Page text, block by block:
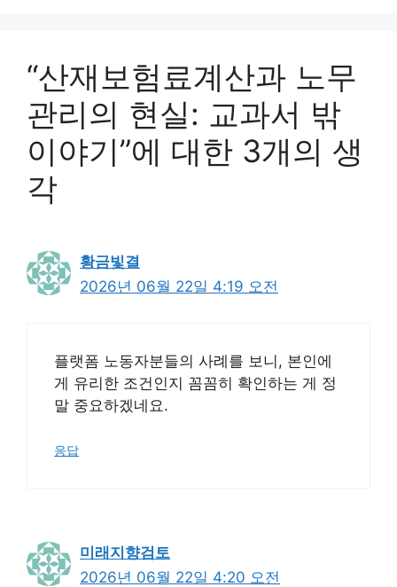
“산재보험료계산과 노무
관리의 현실: 교과서 밖
이야기”에 대한 3개의 생
각
황금빛결
2026년 06월 22일 4:19 오전
플랫폼 노동자분들의 사례를 보니, 본인에
게 유리한 조건인지 꼼꼼히 확인하는 게 정
말 중요하겠네요.
응답
미래지향검토
2026년 06월 22일 4:20 오전